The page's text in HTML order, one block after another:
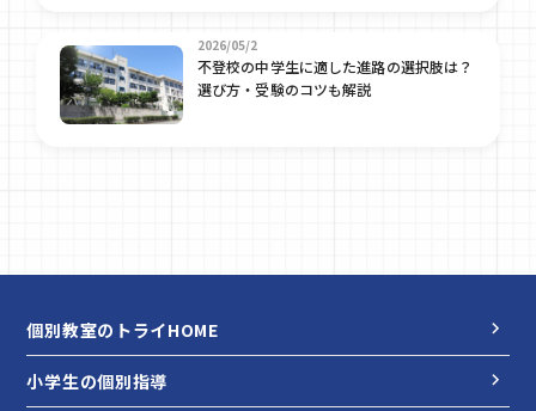
2026/05/2
不登校の中学生に適した進路の選択肢は？
選び方・受験のコツも解説
個別教室のトライHOME
小学生の個別指導